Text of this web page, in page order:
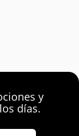
y
días.